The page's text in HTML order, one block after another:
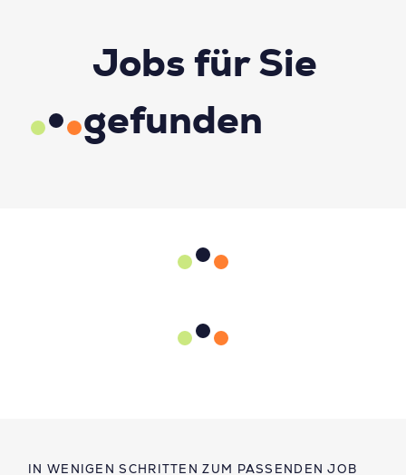
IN WENIGEN SCHRITTEN ZUM PASSENDEN JOB